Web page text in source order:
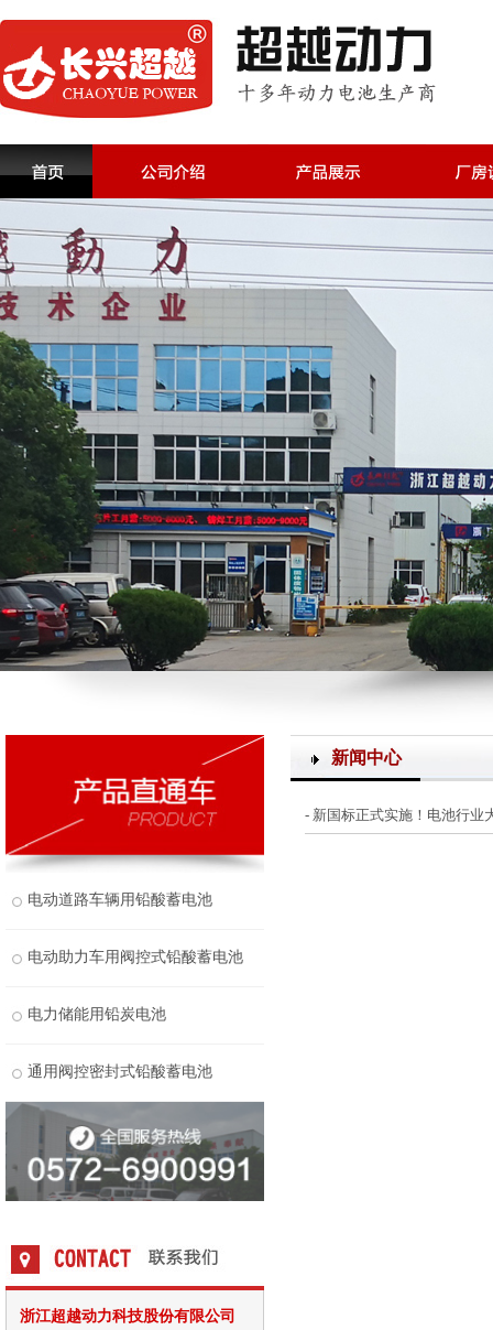
电动道路车辆用铅酸蓄电池
电动助力车用阀控式铅酸蓄电池
电力储能用铅炭电池
通用阀控密封式铅酸蓄电池
浙江超越动力科技股份有限公司
新闻中心
- 新国标正式实施！电池行业